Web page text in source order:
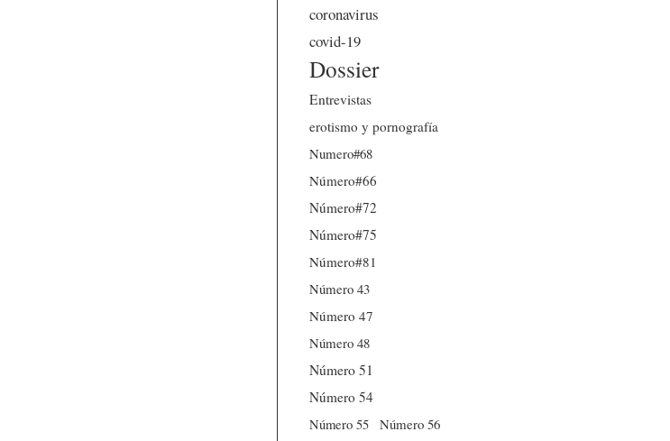
coronavirus
covid-19
Dossier
Entrevistas
erotismo y pornografía
Numero#68
Número#66
Número#72
Número#75
Número#81
Número 43
Número 47
Número 48
Número 51
Número 54
Número 55
Número 56